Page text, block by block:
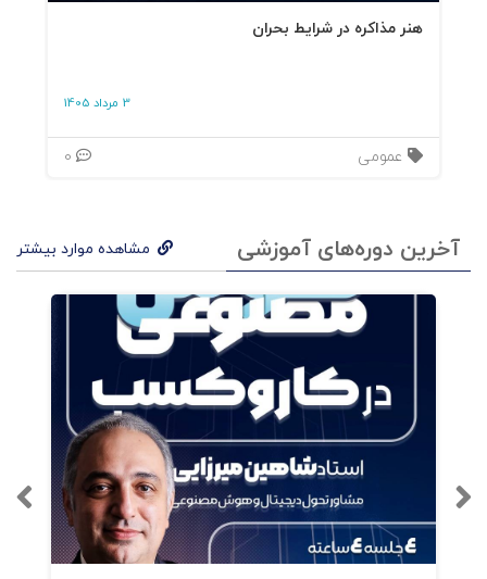
فصل6: من انسان
فصل8: انسان نمای هوشمند
هنر مذاکره در شرایط بحران
3 مرداد 1405
عمومی
آخرین دوره‌های آموزشی مشاهده موارد بیشتر